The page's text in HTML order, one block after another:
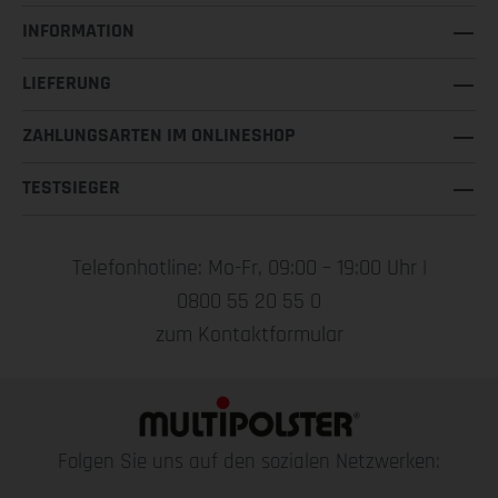
INFORMATION
LIEFERUNG
ZAHLUNGSARTEN IM ONLINESHOP
TESTSIEGER
Telefonhotline: Mo-Fr, 09:00 – 19:00 Uhr |
0800 55 20 55 0
zum Kontaktformular
Folgen Sie uns auf den sozialen Netzwerken: